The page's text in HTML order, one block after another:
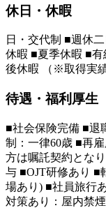
休日・休暇
日・交代制 ■週休
休暇 ■夏季休暇 ■
後休暇 （※取得実
待遇・福利厚生
■社会保険完備 ■退
制：一律60歳 ■再
方は嘱託契約とな
与 ■OJT研修あり ■
場あり) ■社員旅行
対策あり：屋内禁煙